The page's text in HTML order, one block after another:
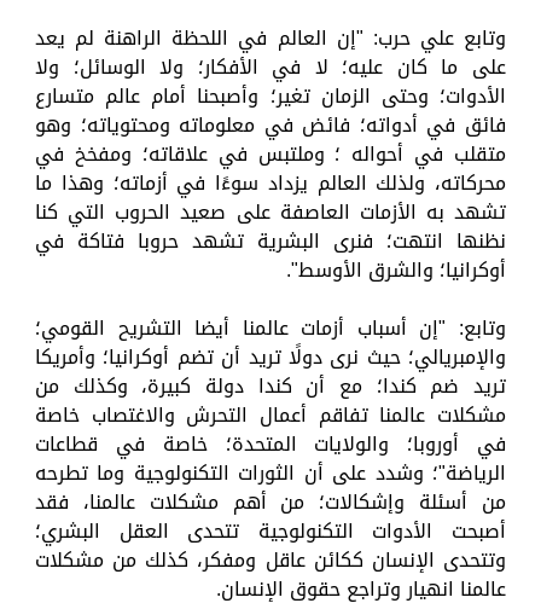
وتابع علي حرب: "إن العالم في اللحظة الراهنة لم يعد
على ما كان عليه؛ لا في الأفكار؛ ولا الوسائل؛ ولا
الأدوات؛ وحتى الزمان تغير؛ وأصبحنا أمام عالم متسارع
فائق في أدواته؛ فائض في معلوماته ومحتوياته؛ وهو
متقلب في أحواله ؛ وملتبس في علاقاته؛ ومفخخ في
محركاته، ولذلك العالم يزداد سوءًا في أزماته؛ وهذا ما
تشهد به الأزمات العاصفة على صعيد الحروب التي كنا
نظنها انتهت؛ فنرى البشرية تشهد حروبا فتاكة في
أوكرانيا؛ والشرق الأوسط".
وتابع: "إن أسباب أزمات عالمنا أيضا التشريح القومي؛
والإمبريالي؛ حيث نرى دولًا تريد أن تضم أوكرانيا؛ وأمريكا
تريد ضم كندا؛ مع أن كندا دولة كبيرة، وكذلك من
مشكلات عالمنا تفاقم أعمال التحرش والاغتصاب خاصة
في أوروبا؛ والولايات المتحدة؛ خاصة في قطاعات
الرياضة"؛ وشدد على أن الثورات التكنولوجية وما تطرحه
من أسئلة وإشكالات؛ من أهم مشكلات عالمنا، فقد
أصبحت الأدوات التكنولوجية تتحدى العقل البشري؛
وتتحدى الإنسان ككائن عاقل ومفكر، كذلك من مشكلات
عالمنا انهيار وتراجع حقوق الإنسان.